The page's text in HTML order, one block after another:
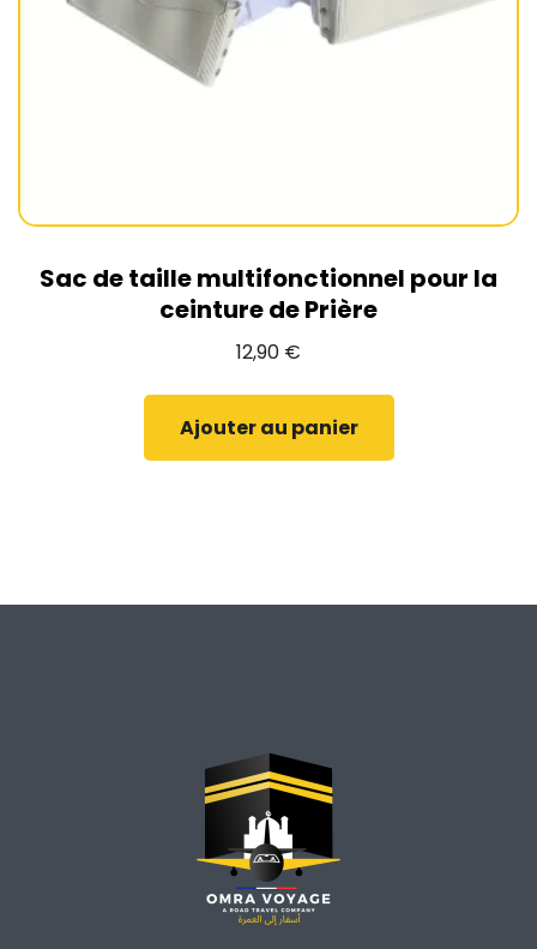
Sac de taille multifonctionnel pour la
ceinture de Prière
12,90 €
Ajouter au panier